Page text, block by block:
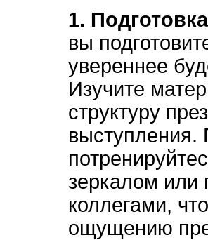
1.
вы
увереннее
Изучите
структуру
выступления.
зеркалом или
коллегами,
ощущению